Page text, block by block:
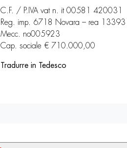
C.F. / P.IVA vat n. it 00581 420031
Reg. imp. 6718 Novara – rea 133931
Mecc. no005923
Cap. sociale € 710.000,00
Tradurre in Tedesco